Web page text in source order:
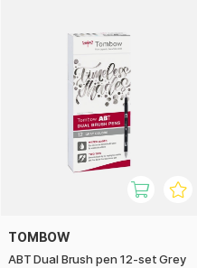
TOMBOW
ABT Dual Brush pen 12-set Grey